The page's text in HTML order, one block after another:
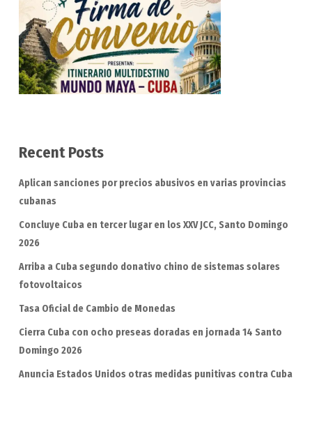
Recent Posts
Aplican sanciones por precios abusivos en varias provincias
cubanas
Concluye Cuba en tercer lugar en los XXV JCC, Santo Domingo
2026
Arriba a Cuba segundo donativo chino de sistemas solares
fotovoltaicos
Tasa Oficial de Cambio de Monedas
Cierra Cuba con ocho preseas doradas en jornada 14 Santo
Domingo 2026
Anuncia Estados Unidos otras medidas punitivas contra Cuba